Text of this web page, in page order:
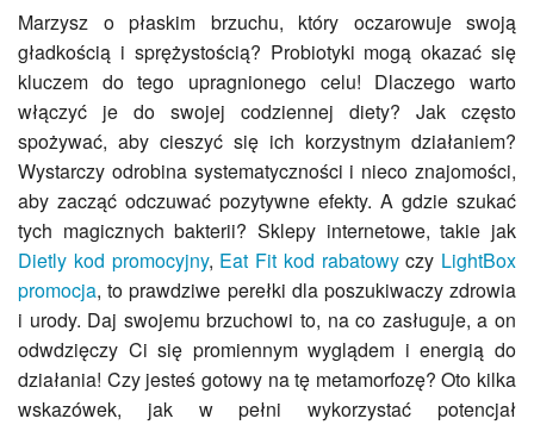
Marzysz o płaskim brzuchu, który oczarowuje swoją
gładkością i sprężystością? Probiotyki mogą okazać się
kluczem do tego upragnionego celu! Dlaczego warto
włączyć je do swojej codziennej diety? Jak często
spożywać, aby cieszyć się ich korzystnym działaniem?
Wystarczy odrobina systematyczności i nieco znajomości,
aby zacząć odczuwać pozytywne efekty. A gdzie szukać
tych magicznych bakterii? Sklepy internetowe, takie jak
Dietly kod promocyjny, Eat Fit kod rabatowyczy LightBox
promocja, to prawdziwe perełki dla poszukiwaczy zdrowia
i urody. Daj swojemu brzuchowi to, na co zasługuje, a on
odwdzięczy Ci się promiennym wyglądem i energią do
działania! Czy jesteś gotowy na tę metamorfozę? Oto kilka
wskazówek, jak w pełni wykorzystać potencjał